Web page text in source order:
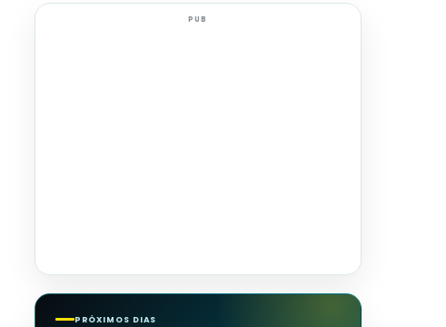
PUB
PRÓXIMOS DIAS